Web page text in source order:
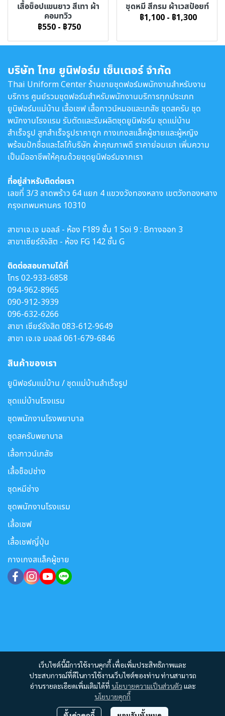
เสื้อช็อปแขนยาว สีเทา ผ้า
คอมทวิว
฿550 - ฿750
ชุดหมี สีกรม ผ้าเวสป้อยท์
฿1,100 - ฿1,300
เว็บไซต์นี้มีการใช้งานคุกกี้ เพื่อเพิ่มประสิทธิภาพและ
ประสบการณ์ที่ดีในการใช้งานเว็บไซต์ของท่าน ท่านสามารถ
อ่านรายละเอียดเพิ่มเติมได้ที่ นโยบายความเป็นส่วนตัว และ
นโยบายคุกกี้
บริษัท ไทย ยูนิฟอร์ม เซ็นเตอร์ จำกัด
Thai Uniform Center ร้านขายชุดฟอร์มพนักงานสำหรับงาน
บริการ ศูนย์รวมชุดฟอร์มสำหรับพนักงานบริการทุกประเภท
ยูนิฟอร์มแม่บ้าน เสื้อเชฟ เสื้อกาวน์หมอและเภสัช ชุดสครับ ชุด
พนักงานโรงแรม รับตัดและรับผลิตชุดยูนิฟอร์ม ชุดแม่บ้าน
สำเร็จรูป สูทสำเร็จรูปราคาถูก กางเกงสแล็คผู้ชายและผู้หญิง
พร้อมปักชื่อและโลโก้บริษัท ผ้าคุณภาพดี ราคาย่อมเยา เพิ่มความ
เป็นมืออาชีพให้คุณด้วยชุดยูนิฟอร์มจากเรา
ที่อยู่สำหรับติดต่อเรา
เลขที่ 3/3 ลาดพร้าว 64 แยก 4 แขวงวังทองหลาง เขตวังทองหลาง
กรุงเทพมหานคร 10310
สาขาเจ.เจ มอลล์ - ห้อง F189 ชั้น 1 Soi 9 : Bทางออก 3
สาขาเซียร์รังสิต - ห้อง FG 142 ชั้น G
ติดต่อสอบถามได้ที่
โทร02-933-6858
094-962-8965
090-912-3939
096-632-6266
สาขา เซียร์รังสิต 083-612-9649
สาขา เจ.เจ มอลล์061-679-6846
สินค้าของเรา
ยูนิฟอร์มแม่บ้าน / ชุดแม่บ้านสำเร็จรูป
ชุดแม่บ้านโรงแรม
ชุดพนักงานโรงพยาบาล
ชุดสครับพยาบาล
เสื้อกาวน์เภสัช
เสื้อช็อปช่าง
ชุดหมีช่าง
ชุดพนักงานโรงแรม
เสื้อเชฟ
เสื้อเชฟญี่ปุ่น
กางเกงสแล็คผู้ชาย